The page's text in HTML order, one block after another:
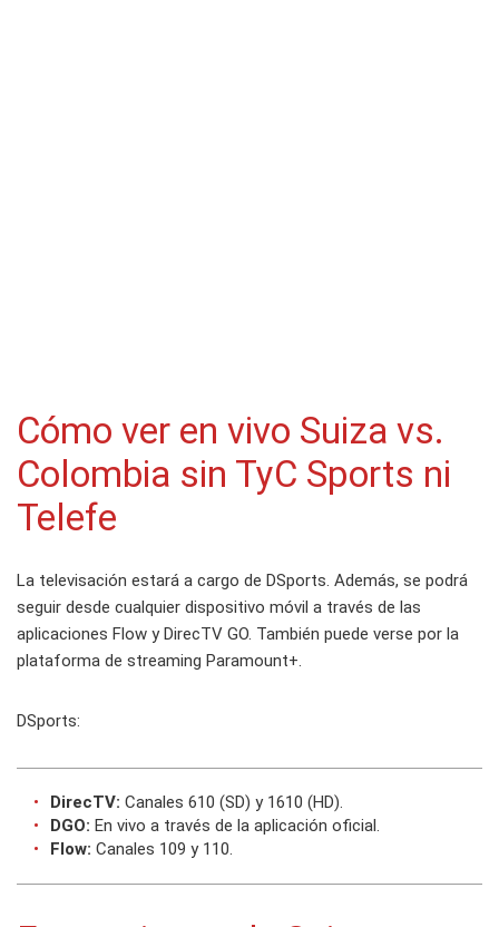
Cómo ver en vivo Suiza vs.
Colombia sin TyC Sports ni
Telefe
La televisación estará a cargo de DSports. Además, se podrá
seguir desde cualquier dispositivo móvil a través de las
aplicaciones Flow y DirecTV GO. También puede verse por la
plataforma de streaming Paramount+.
DSports:
DirecTV: Canales 610 (SD) y 1610 (HD).
DGO: En vivo a través de la aplicación oficial.
Flow: Canales 109 y 110.